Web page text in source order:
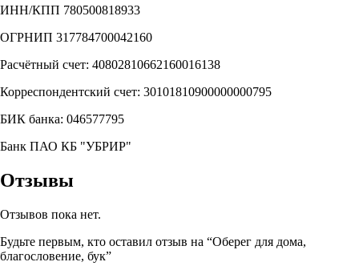
ИНН/КПП 780500818933
ОГРНИП 317784700042160
Расчётный счет: 40802810662160016138
Корреспондентский счет: 30101810900000000795
БИК банка: 046577795
Банк ПАО КБ "УБРИР"
Отзывы
Отзывов пока нет.
Будьте первым, кто оставил отзыв на “Оберег для дома,
благословение, бук”